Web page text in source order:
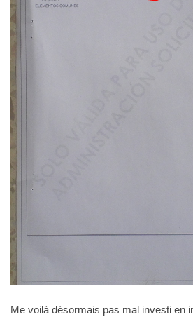
Me voilà désormais pas mal investi en